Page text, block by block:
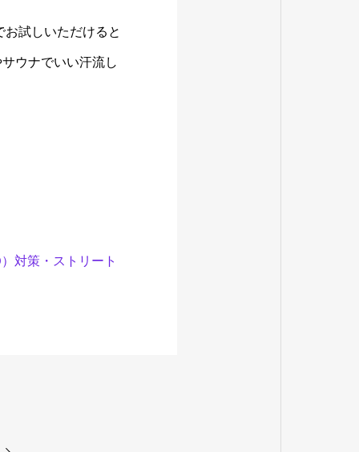
お試しいただけると
ウナでいい汗流し
対策・ストリート